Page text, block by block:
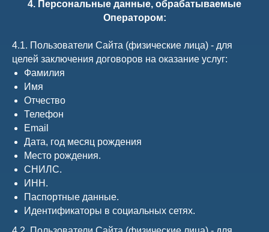
4. Персональные данные, обрабатываемые
Оператором:
4.1. Пользователи Сайта (физические лица) - для
целей заключения договоров на оказание услуг:
Фамилия
Имя
Отчество
Телефон
Email
Дата, год месяц рождения
Место рождения.
СНИЛС.
ИНН.
Паспортные данные.
Идентификаторы в социальных сетях.